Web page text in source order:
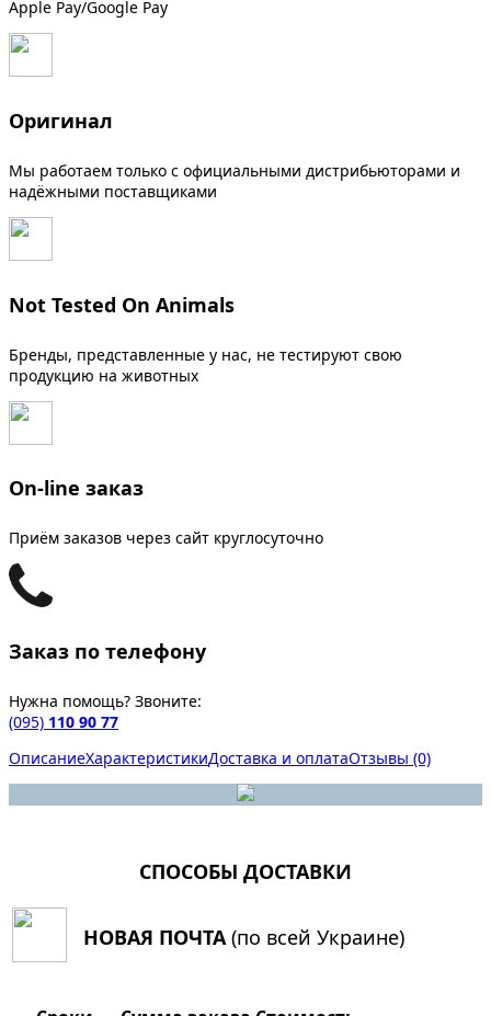
Apple Pay/Google Pay
Оригинал
Мы работаем только с официальными дистрибьюторами и
надёжными поставщиками
Not Tested On Animals
Бренды, представленные у нас, не тестируют свою
продукцию на животных
On-line заказ
Приём заказов через сайт круглосуточно
Заказ по телефону
Нужна помощь? Звоните:
(095) 110 90 77
ОписаниеХарактеристикиДоставка и оплатаОтзывы (0)
СПОСОБЫ ДОСТАВКИ
НОВАЯ ПОЧТА(по всей Украине)